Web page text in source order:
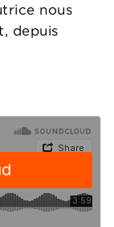
nous
depuis